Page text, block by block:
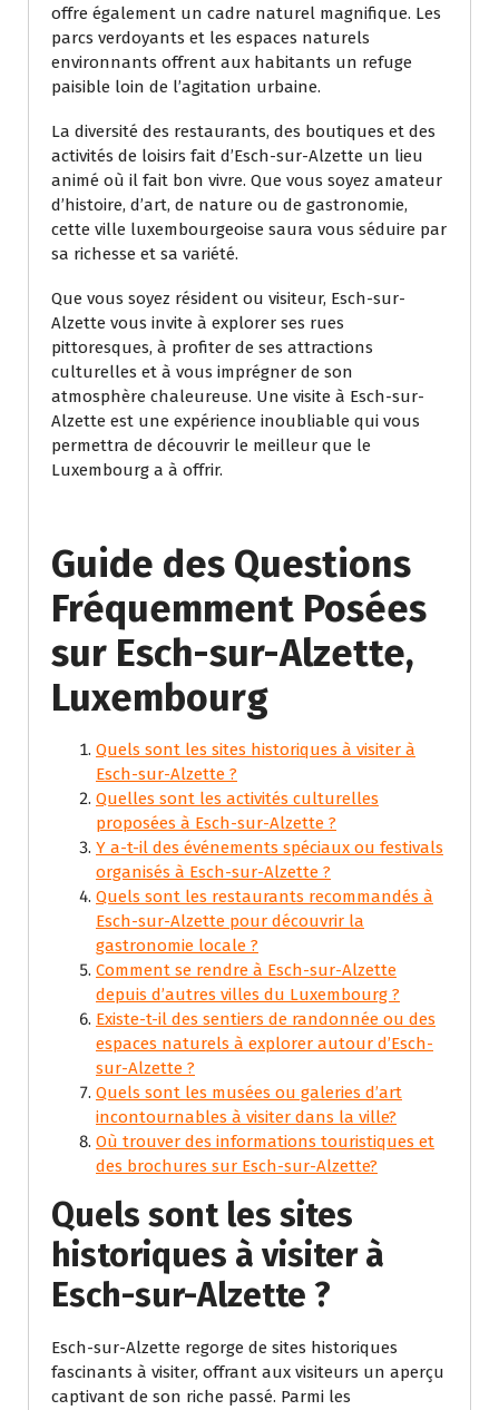
offre également un cadre naturel magnifique. Les
parcs verdoyants et les espaces naturels
environnants offrent aux habitants un refuge
paisible loin de l’agitation urbaine.
La diversité des restaurants, des boutiques et des
activités de loisirs fait d’Esch-sur-Alzette un lieu
animé où il fait bon vivre. Que vous soyez amateur
d’histoire, d’art, de nature ou de gastronomie,
cette ville luxembourgeoise saura vous séduire par
sa richesse et sa variété.
Que vous soyez résident ou visiteur, Esch-sur-
Alzette vous invite à explorer ses rues
pittoresques, à profiter de ses attractions
culturelles et à vous imprégner de son
atmosphère chaleureuse. Une visite à Esch-sur-
Alzette est une expérience inoubliable qui vous
permettra de découvrir le meilleur que le
Luxembourg a à offrir.
Guide des Questions
Fréquemment Posées
sur Esch-sur-Alzette,
Luxembourg
Quels sont les sites historiques à visiter à
Esch-sur-Alzette ?
Quelles sont les activités culturelles
proposées à Esch-sur-Alzette ?
Y a-t-il des événements spéciaux ou festivals
organisés à Esch-sur-Alzette ?
Quels sont les restaurants recommandés à
Esch-sur-Alzette pour découvrir la
gastronomie locale ?
Comment se rendre à Esch-sur-Alzette
depuis d’autres villes du Luxembourg ?
Existe-t-il des sentiers de randonnée ou des
espaces naturels à explorer autour d’Esch-
sur-Alzette ?
Quels sont les musées ou galeries d’art
incontournables à visiter dans la ville?
Où trouver des informations touristiques et
des brochures sur Esch-sur-Alzette?
Quels sont les sites
historiques à visiter à
Esch-sur-Alzette ?
Esch-sur-Alzette regorge de sites historiques
fascinants à visiter, offrant aux visiteurs un aperçu
captivant de son riche passé. Parmi les